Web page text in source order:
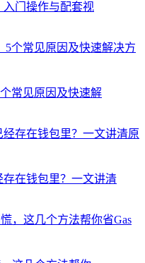
入门操作与配套视
常见原因及快速解
存在钱包里？一文讲清